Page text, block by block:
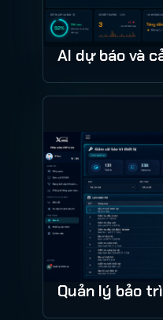
AI dự báo và
Quản lý bảo